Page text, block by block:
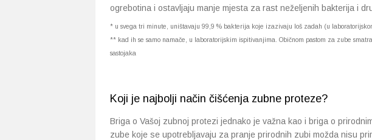
ogrebotina i ostavljaju manje mjesta za rast neželjenih bakterija i
* u svega tri minute, uništavaju 99,9 % bakterija koje izazivaju loš zadah (u
** kad ih se samo namače, u laboratorijskim ispitivanjima. Običnom pastom za zube
sastojaka
Koji je najbolji način čišćenja zubne proteze?
Briga o Vašoj zubnoj protezi jednako je važna kao i briga o
zube koje se upotrebljavaju za pranje prirodnih zubi možda nisu